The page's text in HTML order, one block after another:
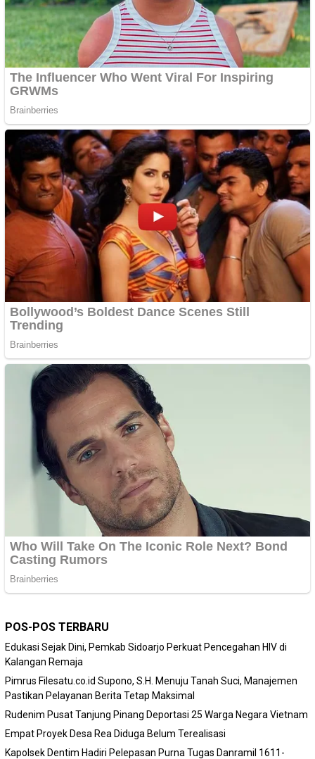
POS-POS TERBARU
Edukasi Sejak Dini, Pemkab Sidoarjo Perkuat Pencegahan HIV di
Kalangan Remaja
Pimrus Filesatu.co.id Supono, S.H. Menuju Tanah Suci, Manajemen
Pastikan Pelayanan Berita Tetap Maksimal
Rudenim Pusat Tanjung Pinang Deportasi 25 Warga Negara Vietnam
Empat Proyek Desa Rea Diduga Belum Terealisasi
Kapolsek Dentim Hadiri Pelepasan Purna Tugas Danramil 1611-